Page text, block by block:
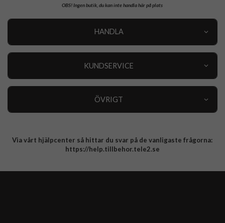
OBS!Ingen butik, du kan inte handla här på plats
HANDLA
KUNDSERVICE
ÖVRIGT
Integritetspolicy
Via vårt hjälpcenter så hittar du svar på de vanligaste frågorna:
https://help.tillbehor.tele2.se